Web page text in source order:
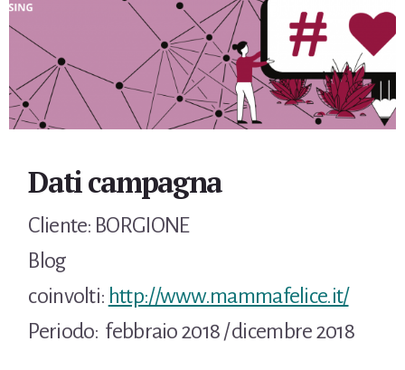
Dati campagna
Cliente: BORGIONE
Blog
coinvolti: http://www.mammafelice.it/
Periodo: febbraio 2018 / dicembre 2018